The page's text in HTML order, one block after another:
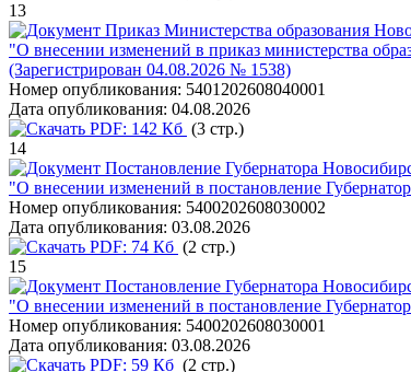
13
Приказ Министерства образования
"О внесении изменений в приказ министерства
(Зарегистрирован 04.08.2026 № 1538)
Номер опубликования: 5401202608040001
Дата опубликования: 04.08.2026
PDF: 142 Кб (3 стр.)
14
Постановление Губернатора
"О внесении изменений в постановление
Номер опубликования: 5400202608030002
Дата опубликования: 03.08.2026
PDF: 74 Кб (2 стр.)
15
Постановление Губернатора
"О внесении изменений в постановление
Номер опубликования: 5400202608030001
Дата опубликования: 03.08.2026
PDF: 59 Кб (2 стр.)